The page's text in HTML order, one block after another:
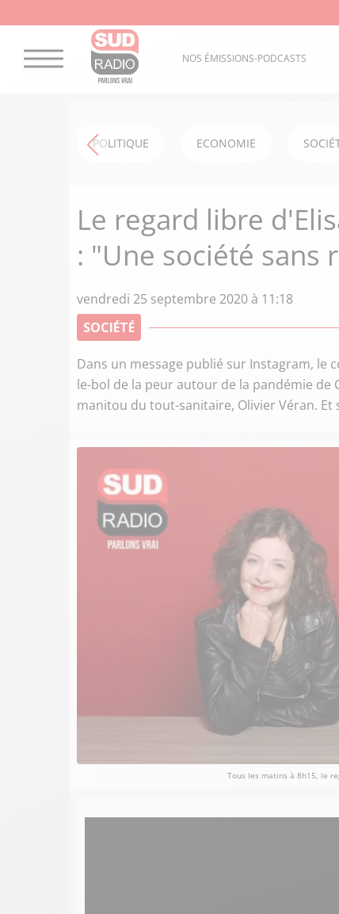
NOS ÉMISSIONS-PODCASTS
POLITIQUE ECONOMIE
Le regard libre
: "Une société sans
vendredi 25 septembre 2020 à 11:18
SOCIÉTÉ
Dans un message publié sur Instagram, le
le-bol de la peur autour de la pandémie de
manitou du tout-sanitaire, Olivier Véran.
Tous les matins à 8h15, le